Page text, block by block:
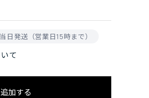
当日発送（営業日15時まで）
て
加する